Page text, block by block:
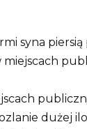
syna
miejscach
dużej